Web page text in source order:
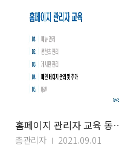
홈페이지 관리자 교
총관리자
2021.09.01